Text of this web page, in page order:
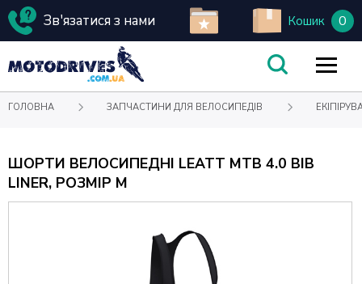
Зв'язатися з нами Кошик 0
ГОЛОВНА ЗАПЧАСТИНИ ДЛЯ ВЕЛОСИПЕДІВ
ШОРТИ ВЕЛОСИПЕДНІ LEATT MTB 4.0 BIB
LINER, РОЗМІР M